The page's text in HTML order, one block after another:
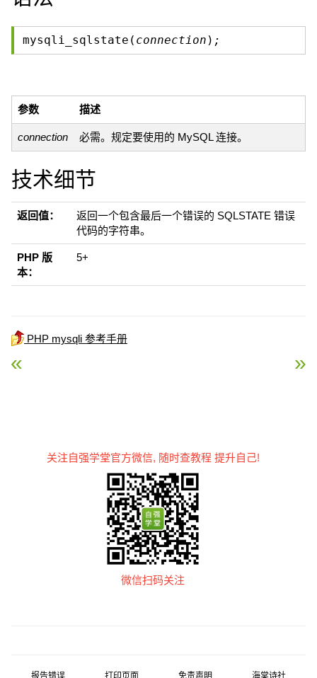
mysqli_sqlstate( connection ) ;
参数 描述
connection 必需。规定要使用的 MySQL 连接。
技术细节
返回值：
返回一个包含最后一个错误的 SQLSTATE 错误
代码的字符串。
PHP 版
本：
5+
PHP mysqli 参考手册
« PHP mysqli_set_charset() 函数PHP mysqli_ssl_set()
关注自强学堂官方微信, 随时查教程 提升自己!
微信扫码关注
报告错误 打印页面 免责声明 海棠诗社